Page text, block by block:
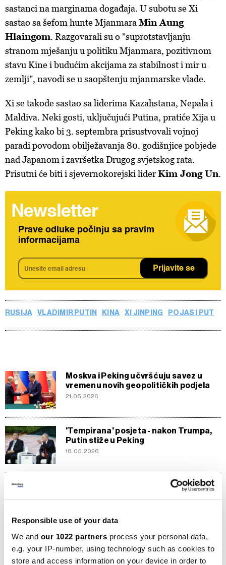
Responsible use of your data
We and our 1022 partners process your personal data,
e.g. your IP-number, using technology such as cookies to
store and access information on your device in order to
sastanci na marginama događaja. U subotu se Xi
sastao sa šefom hunte Mjanmara Min Aung
Hlaingom. Razgovarali su o "suprotstavljanju
stranom mješanju u politiku Mjanmara, pozitivnom
stavu Kine i budućim akcijama za stabilnost i mir u
zemlji", navodi se u saopštenju mjanmarske vlade.
Xi se takođe sastao sa liderima Kazahstana, Nepala i
Maldiva. Neki gosti, uključujući Putina, pratiće Xija u
Peking kako bi 3. septembra prisustvovali vojnoj
paradi povodom obilježavanja 80. godišnjice pobjede
nad Japanom i završetka Drugog svjetskog rata.
Prisutni će biti i sjevernokorejski liderKim Jong Un.
Newsletter
Prave odluke počinju sa pravim
informacijama
Prijavite se
RUSIJA VLADIMIR PUTIN KINA XI JINPING POJAS I PUT
Moskva i Peking učvršćuju savez u
vremenu novih geopolitičkih podjela
21.05.2026
'Tempirana' posjeta - nakon Trumpa,
Putin stiže u Peking
18.05.2026
Kina i Rusija uz Iran, dok SAD ostaje
Kina i SAD zaoštravaju bitku za
dominaciju u umjetnoj inteligenciji
22.07.2026